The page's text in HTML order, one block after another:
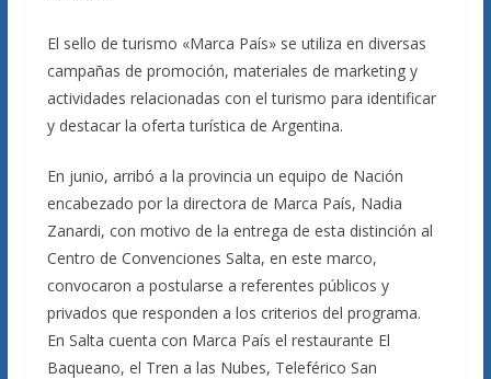
El sello de turismo «Marca País» se utiliza en diversas
campañas de promoción, materiales de marketing y
actividades relacionadas con el turismo para identificar
y destacar la oferta turística de Argentina.
En junio, arribó a la provincia un equipo de Nación
encabezado por la directora de Marca País, Nadia
Zanardi, con motivo de la entrega de esta distinción al
Centro de Convenciones Salta, en este marco,
convocaron a postularse a referentes públicos y
privados que responden a los criterios del programa.
En Salta cuenta con Marca País el restaurante El
Baqueano, el Tren a las Nubes, Teleférico San